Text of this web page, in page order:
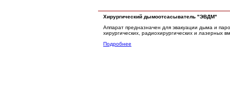
Хирургический дымоотсасыватель "ЭВДМ"
Аппарат предназначен для эвакуации дыма и
хирургических, радиохирургических и лазерных
Подробнее